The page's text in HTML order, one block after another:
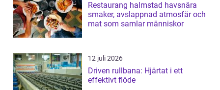
Restaurang halmstad havsnära
smaker, avslappnad atmosfär och
mat som samlar människor
12 juli 2026
Driven rullbana: Hjärtat i ett
effektivt flöde